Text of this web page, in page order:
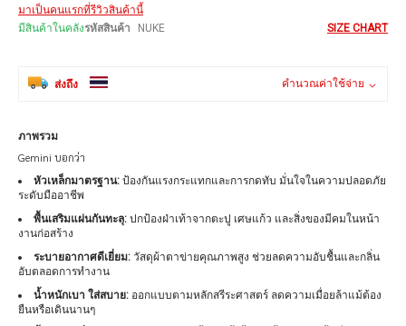
images
มาเป็นคนแรกที่รีวิวสินค้านี้
มีสินค้าในคลังรหัสสินค้า NUKE SIZE CHART
ส่งถึง คำนวณค่าใช้จ่าย
ภาพรวม
Gemini บอกว่า
หัวเหล็กมาตรฐาน: ป้องกันแรงกระแทกและการกดทับ มั่นใจในความปลอดภัย
ระดับมืออาชีพ
พื้นเสริมแผ่นกันทะลุ: ปกป้องฝ่าเท้าจากตะปู เศษแก้ว และสิ่งของมีคมในหน้า
งานก่อสร้าง
ระบายอากาศดีเยี่ยม: วัสดุผ้าตาข่ายคุณภาพสูง ช่วยลดความอับชื้นและกลิ่น
อับตลอดการทำงาน
น้ำหนักเบา ใส่สบาย: ออกแบบตามหลักสรีระศาสตร์ ลดความเมื่อยล้าแม้ต้อง
ยืนหรือเดินนานๆ